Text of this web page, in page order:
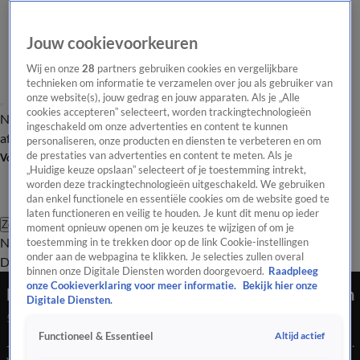
Nieuws van de DagOpinie van de Dag Onze categorieën Laatste
afleveringVideo's Nieuws van de Dag Podcast
Volg Nieuws van de Dag
Zoeken
Nieuws van de DagOpinie van de
Dag
Video'sUitzendingen PodcastPanelContact
Bewaakte stallingen walhalla voor fietsendieven
5 aug 2025, 18:29
Je fiets is nergens meer veilig, zelfs niet in bewaakte stallingen.
Jouw cookievoorkeuren
Wij en onze28 partners gebruiken cookies en vergelijkbare
technieken om informatie te verzamelen over jou als gebruiker van
onze website(s), jouw gedrag en jouw apparaten. Als je „Alle
cookies accepteren” selecteert, worden trackingtechnologieën
ingeschakeld om onze advertenties en content te kunnen
personaliseren, onze producten en diensten te verbeteren en om
de prestaties van advertenties en content te meten. Als je
„Huidige keuze opslaan” selecteert of je toestemming intrekt,
worden deze trackingtechnologieën uitgeschakeld. We gebruiken
dan enkel functionele en essentiële cookies om de website goed te
laten functioneren en veilig te houden. Je kunt dit menu op ieder
moment opnieuw openen om je keuzes te wijzigen of om je
toestemming in te trekken door op de link Cookie-instellingen
onder aan de webpagina te klikken. Je selecties zullen overal
binnen onze Digitale Diensten worden doorgevoerd. Raadpleeg
onze Cookieverklaring voor meer informatie.
Bekijk hier onze
Digitale Diensten.
Functioneel & Essentieel Altijd actief